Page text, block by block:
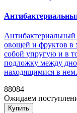
Антибактериальный
овощей и фруктов в
собой упругую и в
подложку между
находящимися в
88084
Ожидаем
Купить